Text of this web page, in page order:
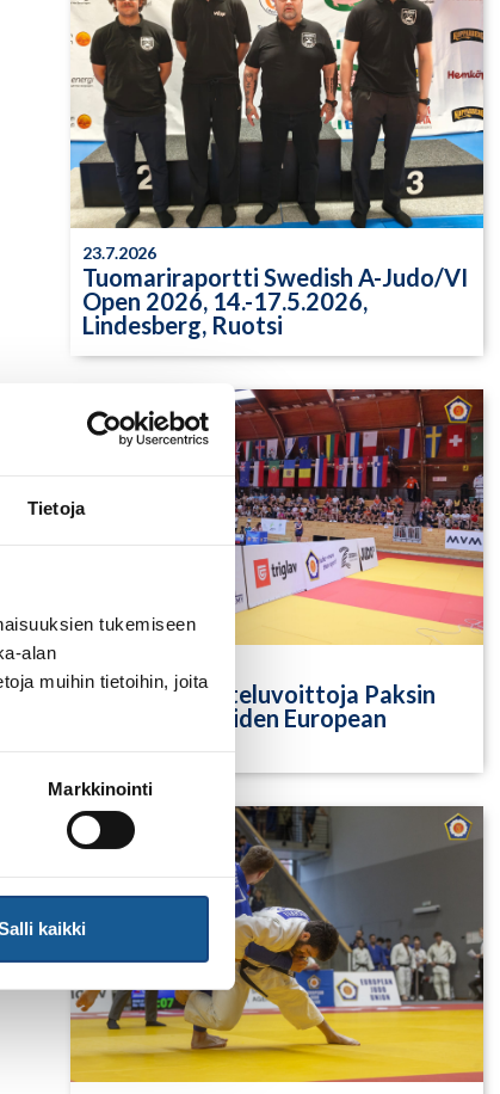
Tietoja
tukemiseen
alan
muihin tietoihin, joita
Markkinointi
kaikki
23.7.2026
Tuomariraportti Swedish A-Judo/VI
Open 2026, 14.-17.5.2026,
Lindesberg, Ruotsi
Yksittäisiä otteluvoittoja Paksin
alle 21-vuotiaiden European